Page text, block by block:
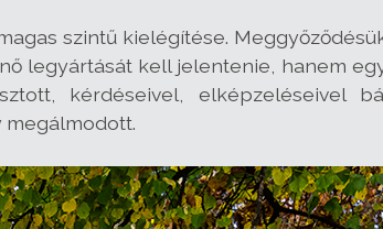
szintű kielégítése.
legyártását kell jelentenie, hanem
kérdéseivel, elképzeléseivel
megálmodott.